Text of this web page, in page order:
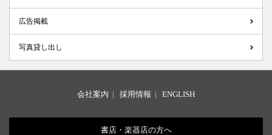
広告掲載
写真貸し出し
会社案内 | 採用情報 | ENGLISH
書店・楽器店の方へ